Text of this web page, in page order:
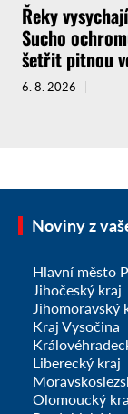
Řeky
Sucho
šetřit pitnou
6. 8. 2026
Noviny z
Hlavní město
Jihočeský kraj
Jihomoravský
Kraj Vysočina
Liberecký kraj
Olomoucký